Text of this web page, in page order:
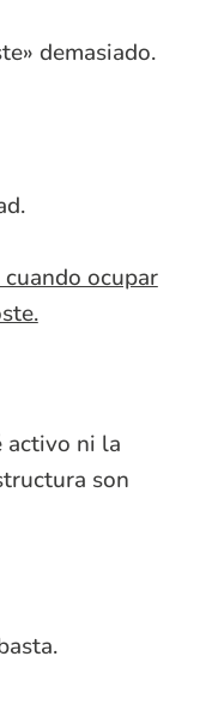
demasiado.
ocupar
activo ni la
son